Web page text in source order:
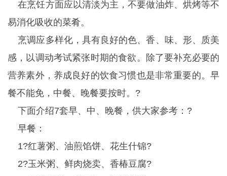
在烹饪方面应以清淡为主，不要做油炸、烘烤等不
易消化吸收的菜肴。
烹调应多样化，具有良好的色、香、味、形、质美
感，以调动考试紧张时期的食欲。除了要补充必要的
营养素外，养成良好的饮食习惯也是非常重要的。早
餐不能免，中餐、晚餐要按时。?
下面介绍7套早、中、晚餐，供大家参考：?
早餐：
1?红薯粥、油煎馅饼、花生什锦?
2?玉米粥、鲜肉烧卖、香椿豆腐?